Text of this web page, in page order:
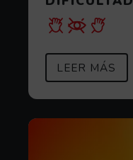
LEER MÁS